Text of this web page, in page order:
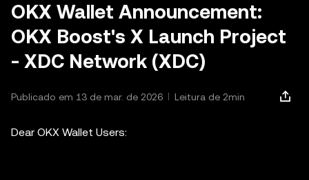
OKX Wallet Announcement:
OKX Boost's X Launch Project
- XDC Network (XDC)
Publicado em 13 de mar. de 2026 Leitura de 2min
Dear OKX Wallet Users: